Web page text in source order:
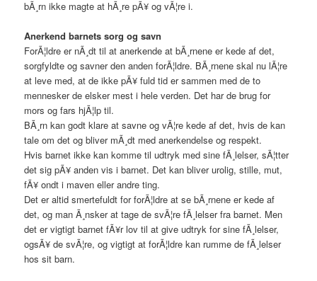
bÃ¸rn ikke magte at hÃ¸re pÃ¥ og vÃ¦re i.
Anerkend barnets sorg og savn
ForÃ¦ldre er nÃ¸dt til at anerkende at bÃ¸rnene er kede af det,
sorgfyldte og savner den anden forÃ¦ldre. BÃ¸rnene skal nu lÃ¦re
at leve med, at de ikke pÃ¥ fuld tid er sammen med de to
mennesker de elsker mest i hele verden. Det har de brug for
mors og fars hjÃ¦lp til.
BÃ¸rn kan godt klare at savne og vÃ¦re kede af det, hvis de kan
tale om det og bliver mÃ¸dt med anerkendelse og respekt.
Hvis barnet ikke kan komme til udtryk med sine fÃ¸lelser, sÃ¦tter
det sig pÃ¥ anden vis i barnet. Det kan bliver urolig, stille, mut,
fÃ¥ ondt i maven eller andre ting.
Det er altid smertefuldt for forÃ¦ldre at se bÃ¸rnene er kede af
det, og man Ã¸nsker at tage de svÃ¦re fÃ¸lelser fra barnet. Men
det er vigtigt barnet fÃ¥r lov til at give udtryk for sine fÃ¸lelser,
ogsÃ¥ de svÃ¦re, og vigtigt at forÃ¦ldre kan rumme de fÃ¸lelser
hos sit barn.